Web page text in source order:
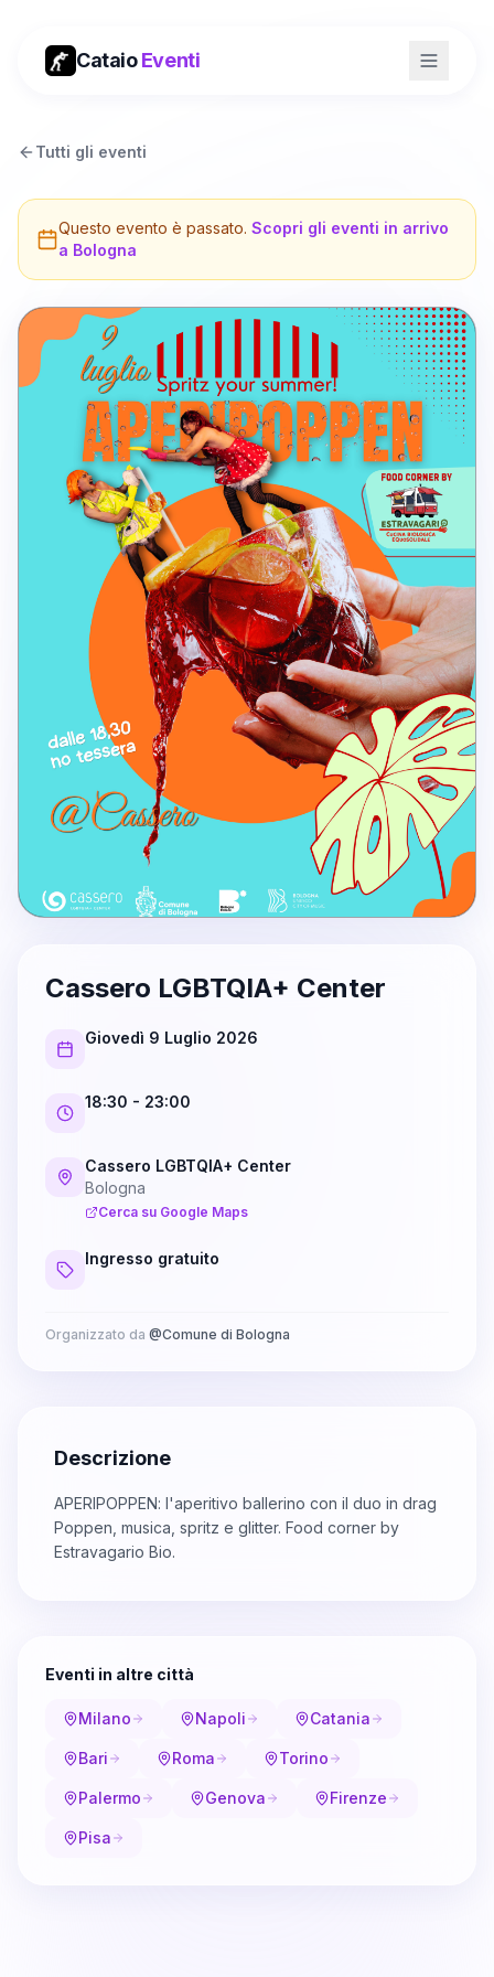
CataioEventi
Tutti gli eventi
Questo evento è passato. Scopri gli eventi in arrivo
a Bologna
Cassero LGBTQIA+ Center
Giovedì 9 Luglio 2026
18:30 - 23:00
Cassero LGBTQIA+ Center
Bologna
Cerca su Google Maps
Ingresso gratuito
Organizzato da @Comune di Bologna
Descrizione
APERIPOPPEN: l'aperitivo ballerino con il duo in drag
Poppen, musica, spritz e glitter. Food corner by
Estravagario Bio.
Eventi in altre città
Milano Napoli Catania
Bari Roma Torino
Palermo Genova Firenze
Pisa